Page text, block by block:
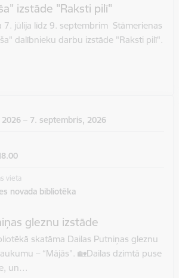
izstāde "Raksti pilī"
7. jūlija līdz 9. septembrim Stāmerienas
dalībnieku darbu izstāde "Raksti pilī".
– 7. septembris, 2026
vieta
novada bibliotēka
gleznu izstāde
skatāma Dailas Putniņas gleznu
– “Mājās”. 🏡​Dailas dzimtā puse
un…